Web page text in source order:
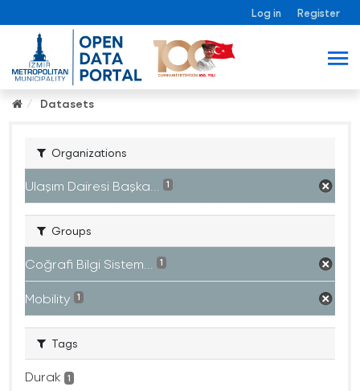
Log in Register
Datasets
Organizations
Ulaşım Dairesi Başka... 1
Groups
Coğrafi Bilgi Sistem... 1
Mobility 1
Tags
Durak 1